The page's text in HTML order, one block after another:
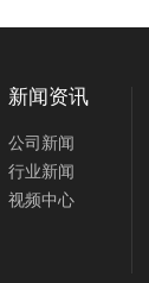
新闻资讯
公司新闻
行业新闻
视频中心